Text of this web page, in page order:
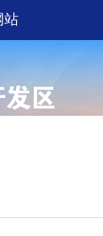
站